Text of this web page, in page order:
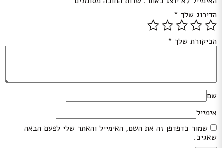
הדירוג שלך *
הביקורת שלך *
שם
אימייל
שמור בדפדפן זה את השם, האימייל והאתר שלי לפעם הבאה
שאגיב.